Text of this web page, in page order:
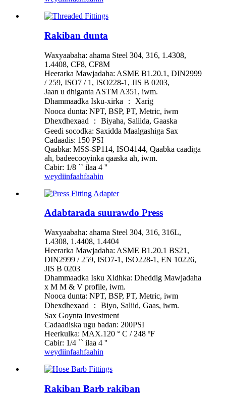
Rakiban dunta
Waxyaabaha: ahama Steel 304, 316, 1.4308,
1.4408, CF8, CF8M
Heerarka Mawjadaha: ASME B1.20.1, DIN2999
/ 259, ISO7 / 1, ISO228-1, JIS B 0203,
Jaan u dhiganta ASTM A351, iwm.
Dhammaadka Isku-xirka ： Xarig
Nooca dunta: NPT, BSP, PT, Metric, iwm
Dhexdhexaad ： Biyaha, Saliida, Gaaska
Geedi socodka: Saxidda Maalgashiga Sax
Cadaadis: 150 PSI
Qaabka: MSS-SP114, ISO4144, Qaabka caadiga
ah, badeecooyinka qaaska ah, iwm.
Cabir: 1/8 `` ilaa 4 ''
weydiinfaahfaahin
Adabtarada suurawdo Press
Waxyaabaha: ahama Steel 304, 316, 316L,
1.4308, 1.4408, 1.4404
Heerarka Mawjadaha: ASME B1.20.1 BS21,
DIN2999 / 259, ISO7-1, ISO228-1, EN 10226,
JIS B 0203
Dhammaadka Isku Xidhka: Dheddig Mawjadaha
x M M & V profile, iwm.
Nooca dunta: NPT, BSP, PT, Metric, iwm
Dhexdhexaad ： Biyo, Saliid, Gaas, iwm.
Sax Goynta Investment
Cadaadiska ugu badan: 200PSI
Heerkulka: MAX.120 ° C / 248 ºF
Cabir: 1/4 `` ilaa 4 ''
weydiinfaahfaahin
Rakiban Barb rakiban